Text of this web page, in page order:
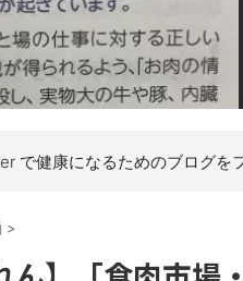
で健康になるためのブログを
>